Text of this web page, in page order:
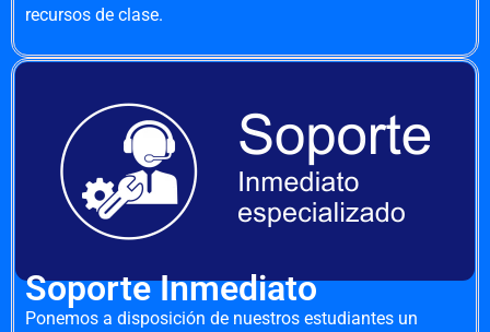
recursos de clase.
Soporte Inmediato
Ponemos a disposición de nuestros estudiantes un